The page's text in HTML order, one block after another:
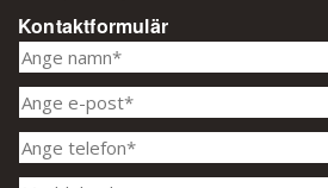
Kontaktformulär